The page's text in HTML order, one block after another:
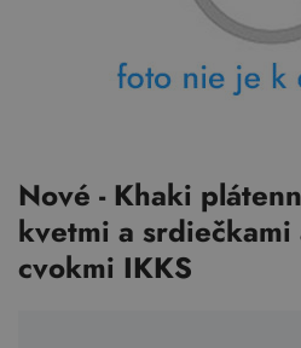
Nové - Khaki
kvetmi a srdiečkami
cvokmi IKKS